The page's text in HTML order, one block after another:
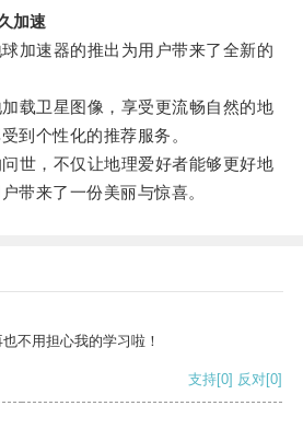
加速
速器的推出为用户带来了全新的
卫星图像，享受更流畅自然的地
到个性化的推荐服务。
，不仅让地理爱好者能够更好地
带来了一份美丽与惊喜。
不用担心我的学习啦！
支持[0] 反对[0]